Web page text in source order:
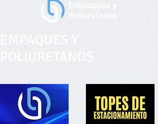
EMPAQUES Y
POLIURETANOS